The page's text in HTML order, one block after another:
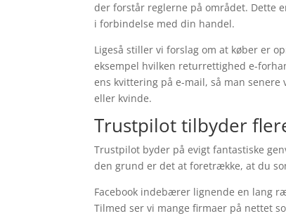
der forstår reglerne på området. Dette
i forbindelse med din handel.
Ligeså stiller vi forslag om at køber er
eksempel hvilken returrettighed e-
ens kvittering på e-mail, så man
eller kvinde.
Trustpilot tilbyder
Trustpilot byder på evigt fantastiske
den grund er det at foretrække, at du
Facebook indebærer lignende en lang
Tilmed ser vi mange firmaer på nettet